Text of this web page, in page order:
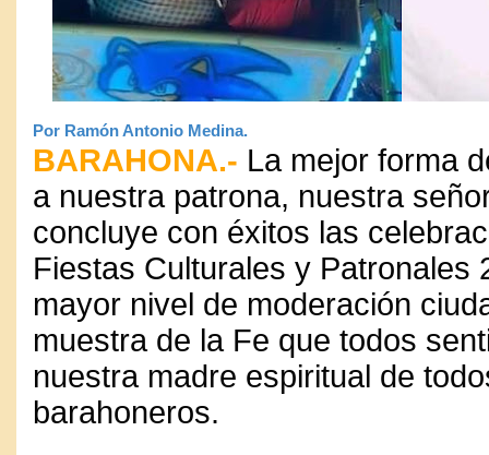
Por Ramón Antonio Medina.
BARAHONA.- La mejor forma
a nuestra patrona, nuestra
concluye con éxitos las
Fiestas Culturales y Patronales
mayor nivel de moderación
muestra de la Fe que todos
nuestra madre espiritual de
barahoneros.